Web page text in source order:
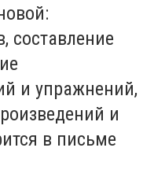
составление
и упражнений,
и
в письме